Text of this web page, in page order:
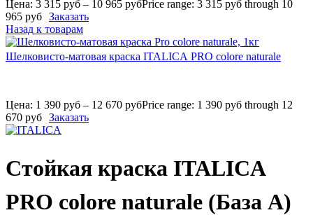
Цена: 3 315 руб – 10 965 рубPrice range: 3 315 руб through 10
965 руб Заказать
Назад к товарам
Шелковисто-матовая краска ITALICA PRO colore naturale
Цена: 1 390 руб – 12 670 рубPrice range: 1 390 руб through 12
670 руб Заказать
Стойкая краска ITALICA
PRO colore naturale (База А)